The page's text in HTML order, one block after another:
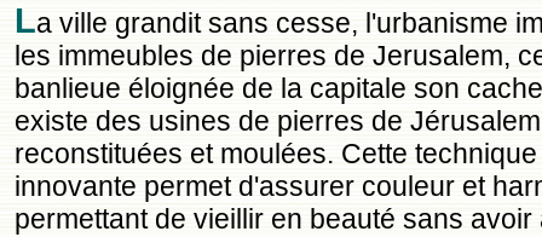
La ville grandit sans cesse, l'urbanisme
les immeubles de pierres de Jerusalem,
banlieue éloignée de la capitale son
existe des usines de pierres de
reconstituées et moulées. Cette
innovante permet d'assurer couleur et
permettant de vieillir en beauté sans